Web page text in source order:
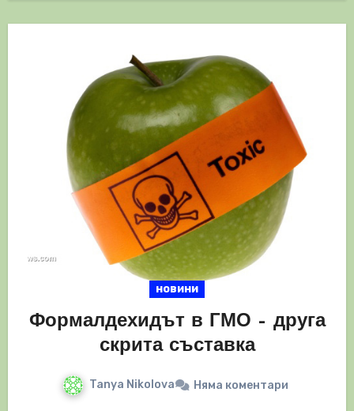
новини
Формалдехидът в ГМО – друга
скрита съставка
Tanya Nikolova Няма коментари